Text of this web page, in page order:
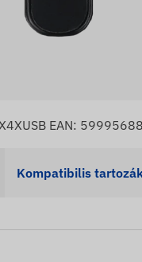
EAN:
Kompatibilis